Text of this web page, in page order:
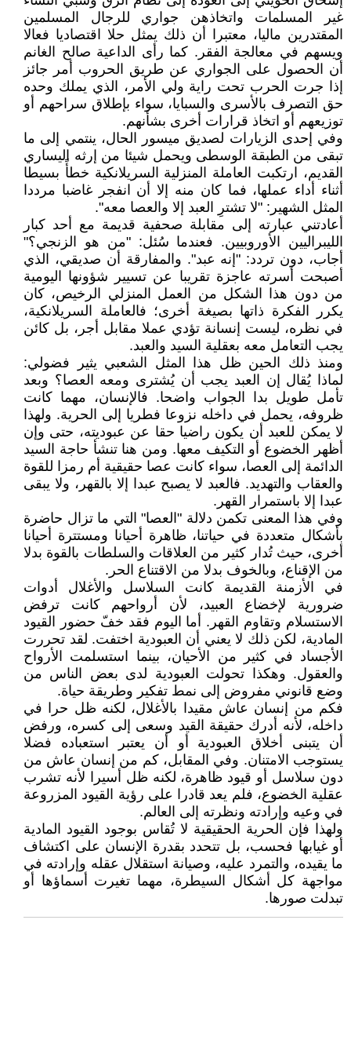
غير المسلمات واتخاذهن جواري للرجال المسلمين
المقتدرين ماليا، معتبرا أن ذلك يمثل حلا اقتصاديا فعالا
ويسهم في معالجة الفقر. كما رأى الداعية صالح الغانم
أن الحصول على الجواري عن طريق الحروب أمر جائز
إذا جرت الحرب تحت راية ولي الأمر، الذي يملك وحده
حق التصرف بالأسرى والسبايا، سواء بإطلاق سراحهم أو
توزيعهم أو اتخاذ قرارات أخرى بشأنهم.
وفي إحدى الزيارات لصديق ميسور الحال، ينتمي إلى ما
تبقى من الطبقة الوسطى ويحمل شيئا من إرثه اليساري
القديم، ارتكبت العاملة المنزلية السريلانكية خطأً بسيطا
أثناء أداء عملها، فما كان منه إلا أن انفجر غاضبا مرددا
المثل الشهير: "لا تشترِ العبد إلا والعصا معه".
أعادتني عبارته إلى مقابلة صحفية قديمة مع أحد كبار
الليبراليين الأوروبيين. فعندما سُئل: "من هو الزنجي؟"
أجاب، دون تردد: "إنه عبد". والمفارقة أن صديقي، الذي
أصبحت أسرته عاجزة تقريبا عن تسيير شؤونها اليومية
من دون هذا الشكل من العمل المنزلي الرخيص، كان
يكرر الفكرة ذاتها بصيغة أخرى؛ فالعاملة السريلانكية،
في نظره، ليست إنسانة تؤدي عملا مقابل أجر، بل كائن
يجب التعامل معه بعقلية السيد والعبد.
ومنذ ذلك الحين ظل هذا المثل الشعبي يثير فضولي:
لماذا يُقال إن العبد يجب أن يُشترى ومعه العصا؟ وبعد
تأمل طويل بدا الجواب واضحا. فالإنسان، مهما كانت
ظروفه، يحمل في داخله نزوعا فطريا إلى الحرية. ولهذا
لا يمكن للعبد أن يكون راضيا حقا عن عبوديته، حتى وإن
أظهر الخضوع أو التكيف معها. ومن هنا تنشأ حاجة السيد
الدائمة إلى العصا، سواء كانت عصا حقيقية أم رمزا للقوة
والعقاب والتهديد. فالعبد لا يصبح عبدا إلا بالقهر، ولا يبقى
عبدا إلا باستمرار القهر.
وفي هذا المعنى تكمن دلالة "العصا" التي ما تزال حاضرة
بأشكال متعددة في حياتنا، ظاهرة أحيانا ومستترة أحيانا
أخرى، حيث تُدار كثير من العلاقات والسلطات بالقوة بدلا
من الإقناع، وبالخوف بدلا من الاقتناع الحر.
في الأزمنة القديمة كانت السلاسل والأغلال أدوات
ضرورية لإخضاع العبيد، لأن أرواحهم كانت ترفض
الاستسلام وتقاوم القهر. أما اليوم فقد خفّ حضور القيود
المادية، لكن ذلك لا يعني أن العبودية اختفت. لقد تحررت
الأجساد في كثير من الأحيان، بينما استسلمت الأرواح
والعقول. وهكذا تحولت العبودية لدى بعض الناس من
وضع قانوني مفروض إلى نمط تفكير وطريقة حياة.
فكم من إنسان عاش مقيدا بالأغلال، لكنه ظل حرا في
داخله، لأنه أدرك حقيقة القيد وسعى إلى كسره، ورفض
أن يتبنى أخلاق العبودية أو أن يعتبر استعباده فضلا
يستوجب الامتنان. وفي المقابل، كم من إنسان عاش من
دون سلاسل أو قيود ظاهرة، لكنه ظل أسيرا لأنه تشرب
عقلية الخضوع، فلم يعد قادرا على رؤية القيود المزروعة
في وعيه وإرادته ونظرته إلى العالم.
ولهذا فإن الحرية الحقيقية لا تُقاس بوجود القيود المادية
أو غيابها فحسب، بل تتحدد بقدرة الإنسان على اكتشاف
ما يقيده، والتمرد عليه، وصيانة استقلال عقله وإرادته في
مواجهة كل أشكال السيطرة، مهما تغيرت أسماؤها أو
تبدلت صورها.